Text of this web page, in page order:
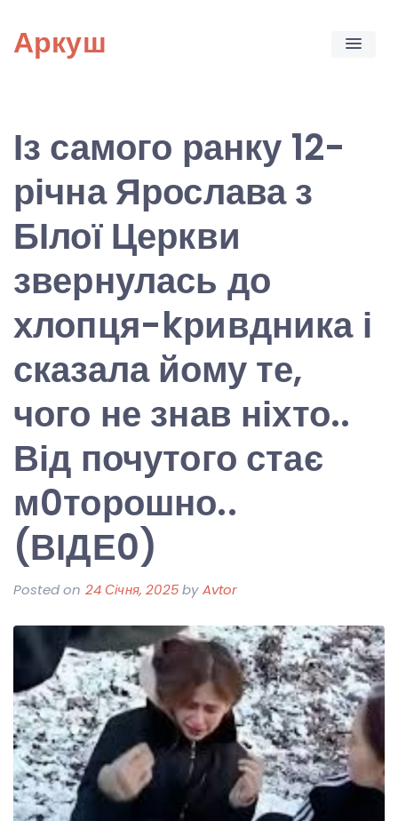
content
Аркуш
Із самого ранку 12-
річна Ярослава з
БІлої Церкви
звернулась до
хлопця-kривдника і
сказала йому те,
чого не знав ніхто..
Від почутого стає
м0торошно..
(ВІДЕ0)
Posted on 24 Січня, 2025byAvtor